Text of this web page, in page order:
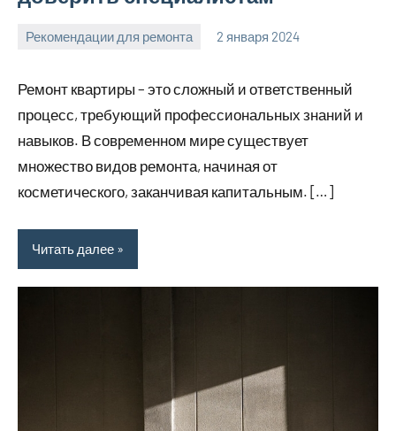
Рекомендации для ремонта 2 января 2024
Ремонт квартиры – это сложный и ответственный
процесс, требующий профессиональных знаний и
навыков. В современном мире существует
множество видов ремонта, начиная от
косметического, заканчивая капитальным. […]
Читать далее